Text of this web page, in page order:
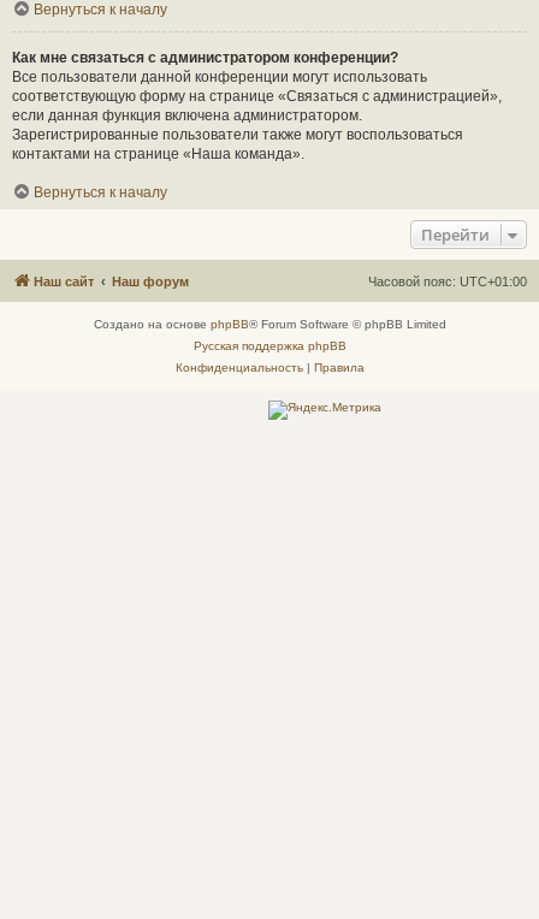
Вернуться к началу
Как мне связаться с администратором конференции?
Все пользователи данной конференции могут использовать
соответствующую форму на странице «Связаться с администрацией»,
если данная функция включена администратором.
Зарегистрированные пользователи также могут воспользоваться
контактами на странице «Наша команда».
Вернуться к началу
Перейти
Наш сайт Наш форум Часовой пояс: UTC+01:00
Создано на основе phpBB® Forum Software © phpBB Limited
Русская поддержка phpBB
Конфиденциальность| Правила